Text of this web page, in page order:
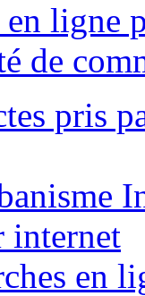
ligne
de
pris
internet
en